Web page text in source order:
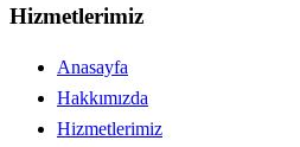
Hizmetlerimiz
Anasayfa
Hakkımızda
Hizmetlerimiz